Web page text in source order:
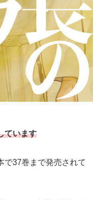
ています
で37巻まで発売されて